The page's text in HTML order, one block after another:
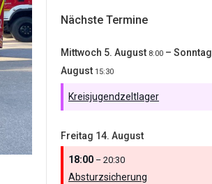
Nächste Termine
Mittwoch 5. August 8:00 – Sonntag
August 15:30
Kreisjugendzeltlager
Freitag 14. August
18:00 – 20:30
Absturzsicherung